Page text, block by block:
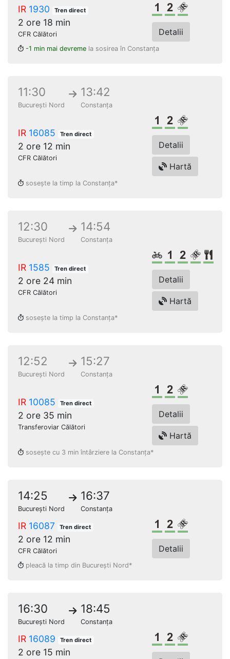
IR 1930 Tren direct
2 ore 18 min
CFR Călători
Clasa 1Clasa a 2-a
Loc
Detalii
-1 min mai devreme la sosirea în Constanța
11:30
București Nord
13:42
Constanța
IR 16085 Tren direct
2 ore 12 min
CFR Călători
Clasa 1Clasa a 2-a
Loc
Detalii
Hartă
sosește la timp la Constanța*
12:30
București Nord
14:54
Constanța
IR 1585 Tren direct
2 ore 24 min
CFR Călători
Biciclete
Clasa 1
Clasa a
Loc
Detalii
Hartă
sosește la timp la Constanța*
12:52
București Nord
15:27
Constanța
IR 10085 Tren direct
2 ore 35 min
Transferoviar Călători
Clasa 1Clasa a 2-a
Loc
Detalii
Hartă
sosește cu 3 min întârziere la Constanța*
14:25
București Nord
16:37
Constanța
IR 16087 Tren direct
2 ore 12 min
CFR Călători
Clasa 1Clasa a 2-a
Loc
Detalii
pleacă la timp din București Nord*
16:30
București Nord
18:45
Constanța
IR 16089 Tren direct
2 ore 15 min
Clasa 1Clasa a 2-a
Loc